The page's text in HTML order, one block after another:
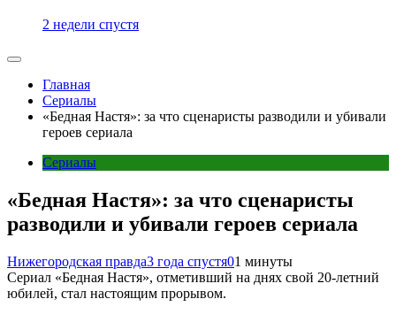
2 недели спустя
Главная
Сериалы
«Бедная Настя»: за что сценаристы разводили и убивали
героев сериала
Сериалы
«Бедная Настя»: за что сценаристы
разводили и убивали героев сериала
Нижегородская правда3 года спустя01 минуты
Сериал «Бедная Настя», отметивший на днях свой 20-летний
юбилей, стал настоящим прорывом.